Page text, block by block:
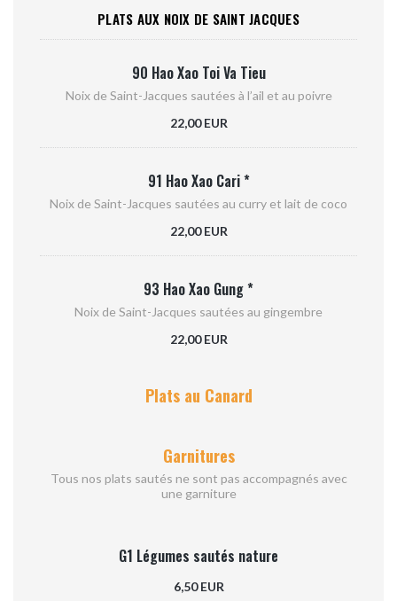
PLATS AUX NOIX DE SAINT JACQUES
90 Hao Xao Toi Va Tieu
Noix de Saint-Jacques sautées à l’ail et au poivre
22,00 EUR
91 Hao Xao Cari *
Noix de Saint-Jacques sautées au curry et lait de coco
22,00 EUR
93 Hao Xao Gung *
Noix de Saint-Jacques sautées au gingembre
22,00 EUR
Plats au Canard
Garnitures
Tous nos plats sautés ne sont pas accompagnés avec
une garniture
G1 Légumes sautés nature
6,50 EUR